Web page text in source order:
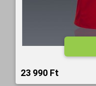
23 990 Ft‎